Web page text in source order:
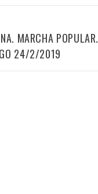
MARCHA POPULAR.
24/2/2019